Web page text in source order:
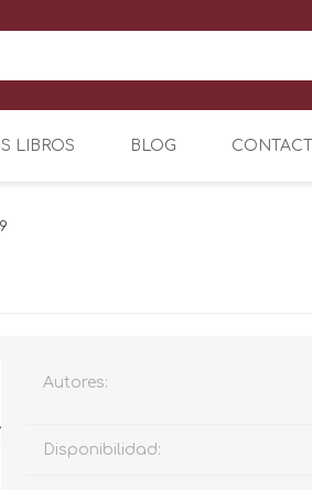
LIBROS BLOG
Autores:
Disponibilidad: